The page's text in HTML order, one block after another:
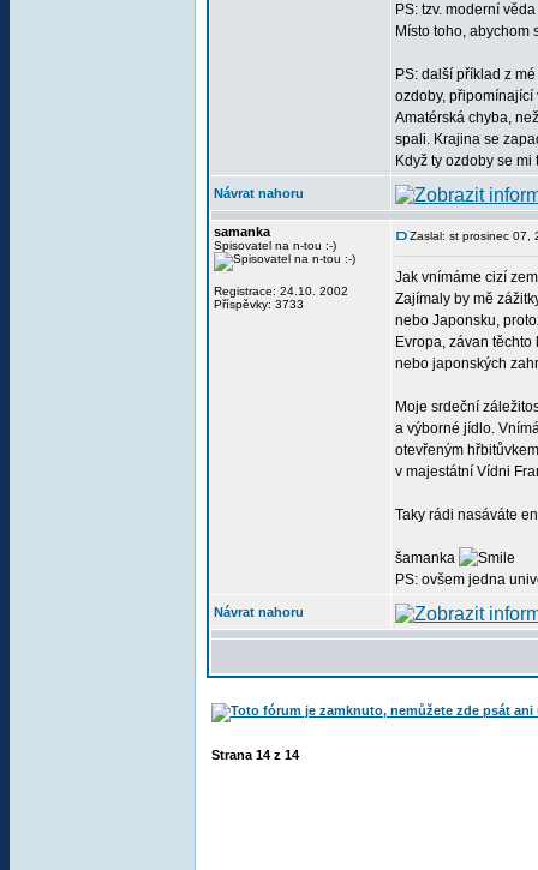
PS: tzv. moderní
Místo toho, abychom
PS: další příklad z
ozdoby, připomínající
Amatérská chyba,
spali. Krajina se
Když ty ozdoby se
Návrat nahoru
samanka
Spisovatel na n-tou :-)
Registrace: 24.10. 2002
Příspěvky: 3733
Zaslal: st prosinec 07,
Jak vnímáme cizí
Zajímaly by mě
nebo Japonsku,
Evropa, závan
nebo japonských
Moje srdeční
a výborné jídlo.
otevřeným
v majestátní Vídni
Taky rádi nasáváte
šamanka
PS: ovšem jedna
Návrat nahoru
Strana 14 z 14